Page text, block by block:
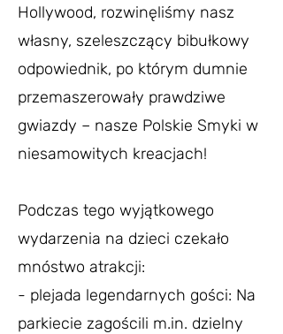
Hollywood, rozwinęliśmy nasz
własny, szeleszczący bibułkowy
odpowiednik, po którym dumnie
przemaszerowały prawdziwe
gwiazdy – nasze Polskie Smyki w
niesamowitych kreacjach!
Podczas tego wyjątkowego
wydarzenia na dzieci czekało
mnóstwo atrakcji:
- plejada legendarnych gości: Na
parkiecie zagościli m.in. dzielny